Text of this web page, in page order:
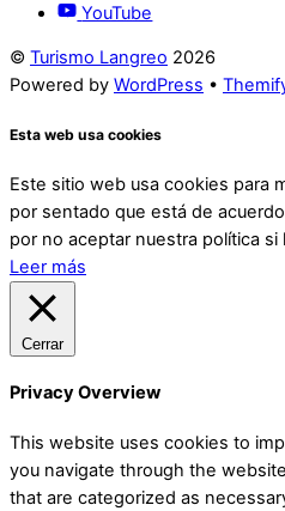
YouTube
© Turismo Langreo 2026
Powered by WordPress •
Esta web usa cookies
Este sitio web usa cookies para
por sentado que está de
por no aceptar nuestra política si
Leer más
Cerrar
Privacy Overview
This website uses cookies to
you navigate through the
that are categorized as